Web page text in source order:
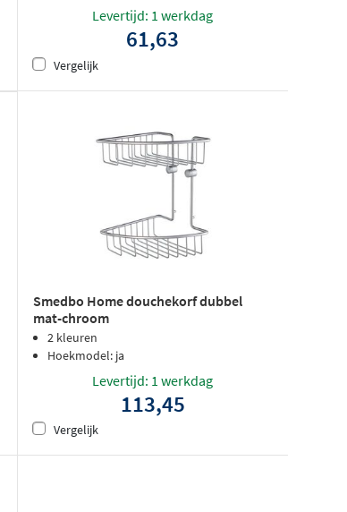
Levertijd: 1 werkdag
61,63
Vergelijk
Smedbo Home douchekorf dubbel
mat-chroom
2 kleuren
Hoekmodel: ja
Levertijd: 1 werkdag
113,45
Vergelijk